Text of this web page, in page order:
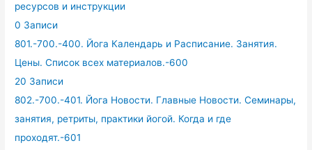
ресурсов и инструкции
0 Записи
801.-700.-400. Йога Календарь и Расписание. Занятия.
Цены. Список всех материалов.-600
20 Записи
802.-700.-401. Йога Новости. Главные Новости. Семинары,
занятия, ретриты, практики йогой. Когда и где
проходят.-601